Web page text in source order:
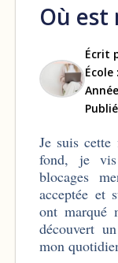
Où est
Écrit
École :
Je suis
fond, je
blocages
acceptée et
ont marqué
découvert
mon